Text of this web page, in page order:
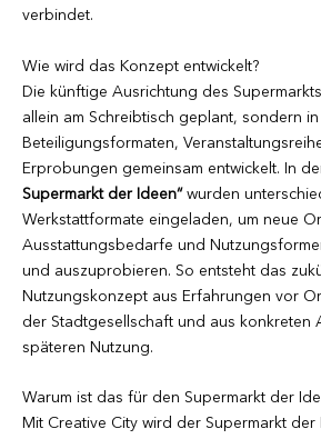
verbindet.
Wie wird das Konzept entwickelt?
Die künftige Ausrichtung des
allein am Schreibtisch geplant, sondern in
Beteiligungsformaten,
Erprobungen gemeinsam entwickelt. In
Supermarkt der Ideen“wurden
Werkstattformate eingeladen, um neue
Ausstattungsbedarfe und
und auszuprobieren. So entsteht das
Nutzungskonzept aus Erfahrungen vor
der Stadtgesellschaft und aus konkreten
späteren Nutzung.
Warum ist das für den Supermarkt der
Mit Creative City wird der Supermarkt der